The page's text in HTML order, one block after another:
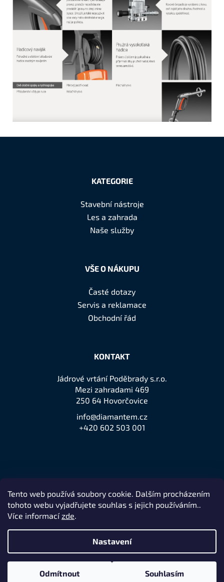
Tento web používá soubory cookie. Dalším procházením
tohoto webu vyjadřujete souhlas s jejich používáním..
Více informacízde.
Nastavení
Odmítnout Souhlasím
KATEGORIE
Stavební nástroje
Les a zahrada
Naše služby
VŠE O NÁKUPU
Časté dotazy
Servis a reklamace
Obchodní řád
KONTAKT
Jádrové vrtání Poděbrady s.r.o.
Mezi zahradami 469
250 64 Hovorčovice
info@diamantem.cz
+420 602 503 001
Přijímáme online platby
NakódovaloRemedio Digital| Vytvořil Shoptet
Copyright 2026jeden z největších prodejců značky Husqvarna